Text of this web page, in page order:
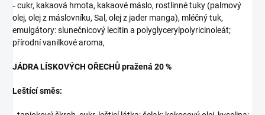
˗ cukr, kakaová hmota, kakaové máslo, rostlinné tuky (palmový
olej, olej z máslovníku, Sal, olej z jader manga), mléčný tuk,
emulgátory: slunečnicový lecitin a polyglycerylpolyricinoleát;
přírodní vanilkové aroma,
JÁDRA LÍSKOVÝCH OŘECHŮ pražená 20 %
Leštící směs: